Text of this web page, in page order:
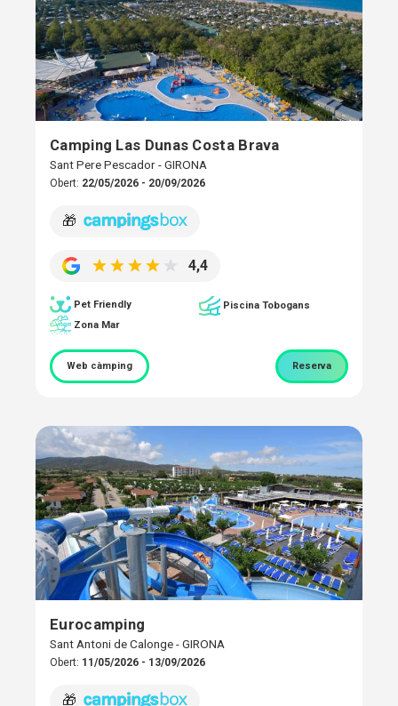
Camping Las Dunas Costa Brava
Sant Pere Pescador - GIRONA
Obert: 22/05/2026 - 20/09/2026
🎁
4,4
Pet Friendly
Piscina Tobogans
Zona Mar
Web càmping Reserva
Eurocamping
Sant Antoni de Calonge - GIRONA
Obert: 11/05/2026 - 13/09/2026
🎁